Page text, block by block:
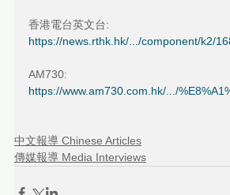
香港電台英文台:
https://news.rthk.hk/.../component/k2/
AM730:
https://www.am730.com.hk/.../
中文報導 Chinese Articles
傳媒報導 Media Interviews